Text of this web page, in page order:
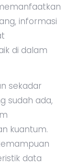
informasi
di dalam
sekadar
sudah ada,
kuantum.
data